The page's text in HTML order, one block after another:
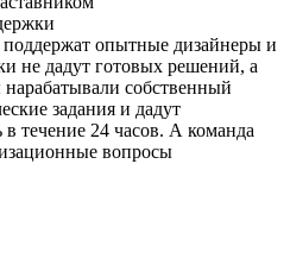
поддержат опытные дизайнеры и
не дадут готовых решений, а
собственный
задания и дадут
течение 24 часов. А команда
вопросы